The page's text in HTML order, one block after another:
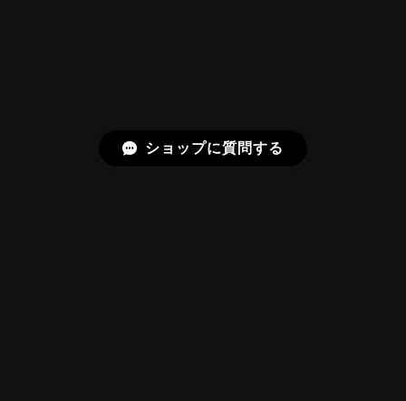
です。Star Rose Cut™ は中心から外へ広
ショップに質問する